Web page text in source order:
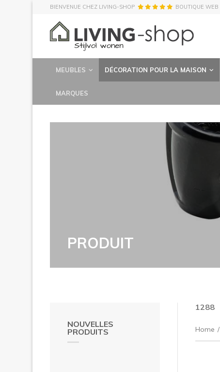
BIENVENUE CHEZ LIVING-SHOP BOUTIQUE WEB
MEUBLES DÉCORATION POUR LA MAISON
MARQUES
PRODUIT
NOUVELLES
PRODUITS
1288
Home /